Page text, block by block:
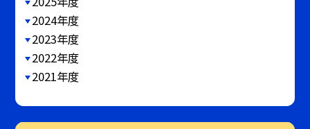
2024年度
2023年度
2022年度
2021年度